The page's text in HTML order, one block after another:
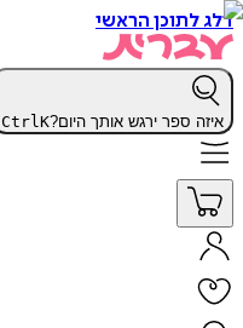
דלג לתוכן הראשי
איזה ספר ירגש אותך היום? CtrlK